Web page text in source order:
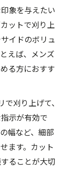
ト手順解説
仕上げのコ
げを目指す
刈り上げ感
象を与えたい
ットで刈り上
イドのボリュ
えば、メンズ
る方におすす
刈り上げて、
示が有効で
幅など、細部
ます。カット
ることが大切